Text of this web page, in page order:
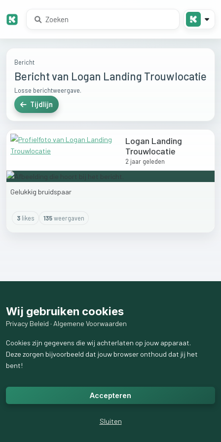
Bericht
Bericht van Logan Landing Trouwlocatie
Losse berichtweergave.
Tijdlijn
Logan Landing
Trouwlocatie
2 jaar geleden
Gelukkig bruidspaar
3likes 135weergaven
Wij gebruiken cookies
Privacy Beleid · Algemene Voorwaarden
Cookies zijn gegevens die wij achterlaten op jouw apparaat.
Deze zorgen bijvoorbeeld dat jouw browser onthoud dat jij het
bent!
Accepteren
Sluiten